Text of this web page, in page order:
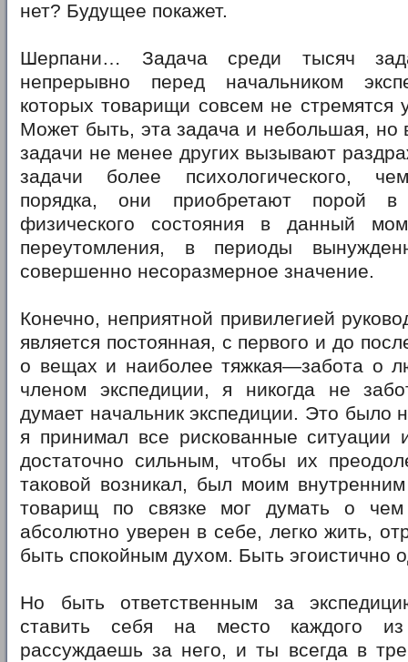
нет? Будущее покажет.
Шерпани… Задача среди тысяч
непрерывно перед начальником
которых товарищи совсем не стремятся
Может быть, эта задача и небольшая,
задачи не менее других вызывают
задачи более психологического,
порядка, они приобретают порой в
физического состояния в данный
переутомления, в периоды
совершенно несоразмерное значение.
Конечно, неприятной привилегией
является постоянная, с первого и до
о вещах и наиболее тяжкая—забота о
членом экспедиции, я никогда не
думает начальник экспедиции. Это было
я принимал все рискованные ситуации
достаточно сильным, чтобы их
таковой возникал, был моим
товарищ по связке мог думать о
абсолютно уверен в себе, легко жить,
быть спокойным духом. Быть эгоистично
Но быть ответственным за
ставить себя на место каждого
рассуждаешь за него, и ты всегда в